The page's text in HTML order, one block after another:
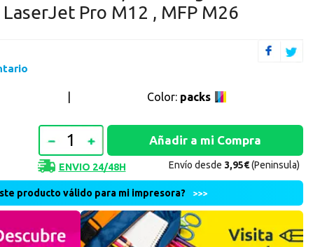
O CONTINÚA CON
en Axartoner.com y podrás realizar tus compras
revisar el estado de tus pedidos y consultar
crear cuenta
Pro M12 , MFP M26
Color: packs
ENVIO 24/48H
Envío desde 3,95€(Peninsula)
producto válido para mi impresora? >>>